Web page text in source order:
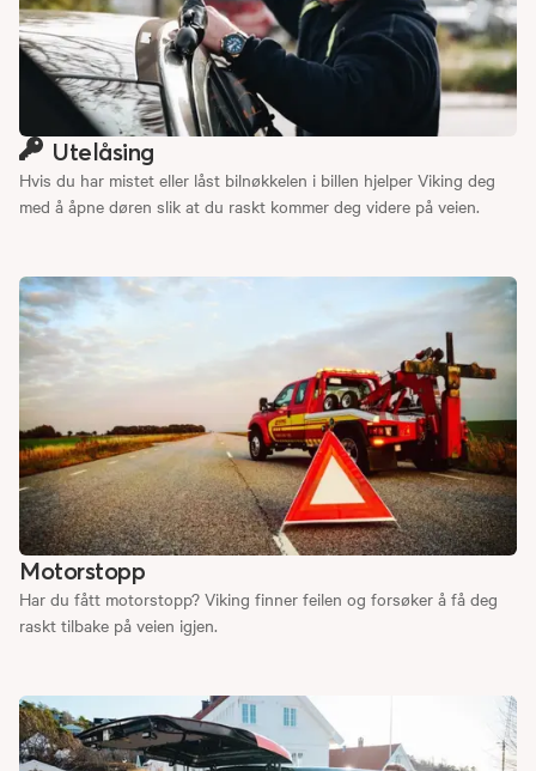
Utelåsing
Hvis du har mistet eller låst bilnøkkelen i billen hjelper Viking deg
med å åpne døren slik at du raskt kommer deg videre på veien.
Motorstopp
Har du fått motorstopp? Viking finner feilen og forsøker å få deg
raskt tilbake på veien igjen.